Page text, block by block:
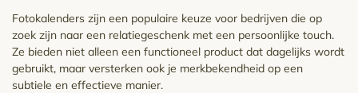
Fotokalenders zijn een populaire keuze voor bedrijven die op
zoek zijn naar een relatiegeschenk met een persoonlijke touch.
Ze bieden niet alleen een functioneel product dat dagelijks wordt
gebruikt, maar versterken ook je merkbekendheid op een
subtiele en effectieve manier.